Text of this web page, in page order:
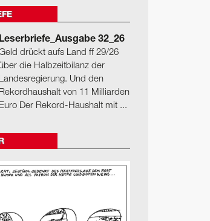
Leserbriefe_Ausgabe 32_26
drückt aufs Land ff 29/26
die Halbzeitbilanz der
Landesregierung. Und den
Rekordhaushalt von 11 Milliarden
Euro Der Rekord-Haushalt mit ...